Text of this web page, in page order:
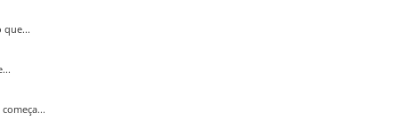
que...